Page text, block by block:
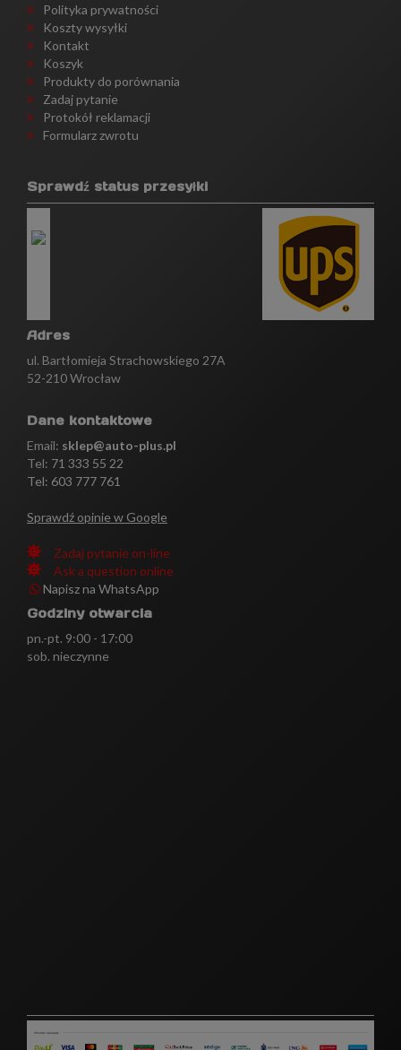
Polityka prywatności
Koszty wysyłki
Kontakt
Koszyk
Produkty do porównania
Zadaj pytanie
Protokół reklamacji
Formularz zwrotu
Sprawdź status przesyłki
Adres
ul. Bartłomieja Strachowskiego 27A
52-210 Wrocław
Dane kontaktowe
Email: sklep@auto-plus.pl
Tel: 71 333 55 22
Tel: 603 777 761
Sprawdź opinie w Google
Zadaj pytanie on-line
Ask a question online
Napisz na WhatsApp
Godziny otwarcia
pn.-pt. 9:00 - 17:00
sob. nieczynne